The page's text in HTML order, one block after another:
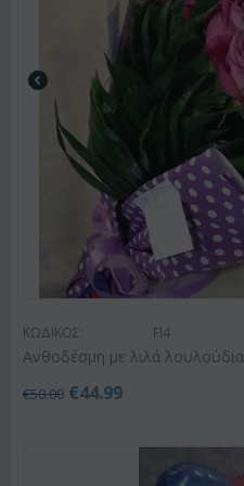
ΚΩΔΙΚΟΣ: Fl4
Ανθοδέσμη με λιλά λουλούδια
€50.00 €44.99